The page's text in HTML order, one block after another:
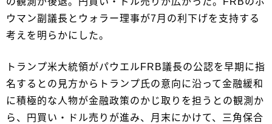
ウマン副議長とウォラー理事が7月の利下げを支持する
考えを明らかにした。
トランプ米大統領がパウエルFRB議長の公認を早期に指
名するとの見方からトランプ氏の意向に沿って金融緩和
に積極的な人物が金融政策のかじ取りを担うとの観測か
ら、円買い・ドル売りが進み、月末にかけて、三角保合